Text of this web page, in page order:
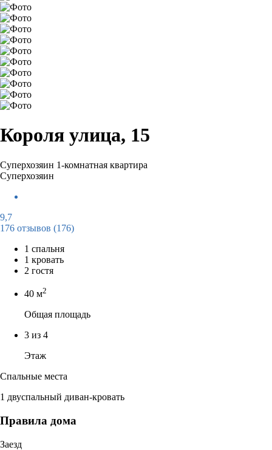
Короля улица, 15
Суперхозяин 1-комнатная квартира
Суперхозяин
9,7
176 отзывов (176)
1 спальня
1 кровать
2 гостя
40 м2
Общая площадь
3 из 4
Этаж
Спальные места
1 двуспальный диван-кровать
Правила дома
Заезд